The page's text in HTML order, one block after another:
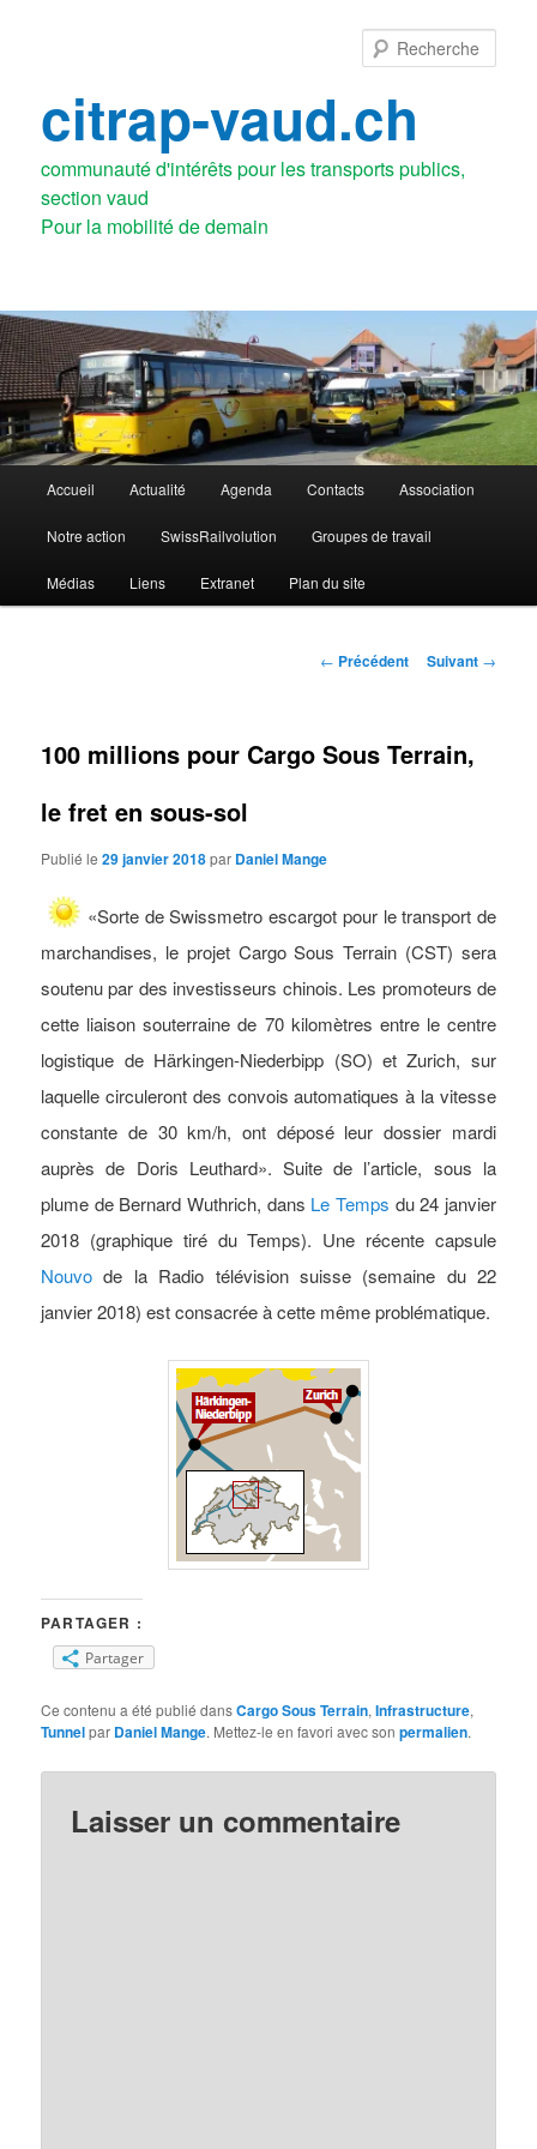
citrap-vaud.ch
communauté d'intérêts pour les transports publics,
section vaud
principal
Accueil Actualité Agenda Contacts Association
Notre action SwissRailvolution Groupes de travail
Médias Liens Extranet Plan du site
Navigation
← Précédent Suivant →
100 millions pour Cargo Sous Terrain,
le fret en sous-sol
Publié le29 janvier 2018par Daniel Mange
«Sorte de Swissmetro escargot pour le transport de
marchandises, le projet Cargo Sous Terrain (CST) sera
soutenu par des investisseurs chinois. Les promoteurs de
cette liaison souterraine de 70 kilomètres entre le centre
logistique de Härkingen-Niederbipp (SO) et Zurich, sur
laquelle circuleront des convois automatiques à la vitesse
constante de 30 km/h, ont déposé leur dossier mardi
auprès de Doris Leuthard». Suite de l’article, sous la
plume de Bernard Wuthrich, dans Le Temps du 24 janvier
2018 (graphique tiré du Temps). Une récente capsule
Nouvo de la Radio télévision suisse (semaine du 22
janvier 2018) est consacrée à cette même problématique.
PARTAGER :
Partager
Ce contenu a été publié dansCargo Sous Terrain,Infrastructure,
Tunnelpar Daniel Mange. Mettez-le en favori avec sonpermalien.
Laisser un commentaire